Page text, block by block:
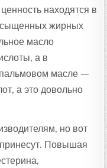
находятся в
жирных
масло
а в
масле —
а это довольно
но вот
Повышая